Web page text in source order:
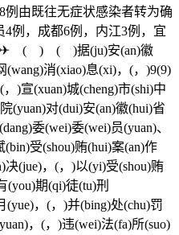
例由既往无症状感染者转为确
例，成都6例，内江3例，宜
。✈ ( ) ( )据(ju)安(an)徽
(wang)消(xiao)息(xi)，(，)9(9)
)宣(xuan)城(cheng)市(shi)中
(yuan)对(dui)安(an)徽(hui)省
委(wei)委(wei)员(yuan)、
受(shou)贿(hui)案(an)作
决(jue)，(，)以(yi)受(shou)贿
(you)期(qi)徒(tu)刑
(yue)，(，)并(bing)处(chu)罚
，(，)违(wei)法(fa)所(suo)